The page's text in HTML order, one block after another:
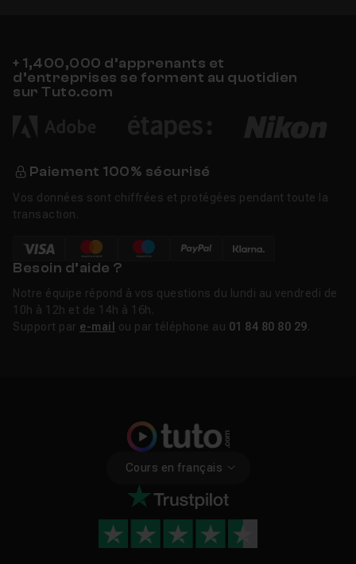
+ 1,400,000 d’apprenants et
d’entreprises se forment au quotidien
sur Tuto.com
Paiement 100% sécurisé
Vos données sont chiffrées et protégées pendant toute la
transaction.
Besoin d’aide ?
Notre équipe répond à vos questions du lundi au vendredi de
10h à 12h et de 14h à 16h.
Support par e-mail ou par téléphone au 01 84 80 80 29
Cours en français